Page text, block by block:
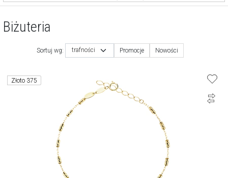
Biżuteria
Sortuj wg: trafności Promocje Nowości
Złoto 375